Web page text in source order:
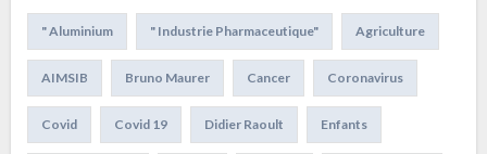
" Aluminium " Industrie Pharmaceutique" Agriculture
AIMSIB Bruno Maurer Cancer Coronavirus
Covid Covid 19 Didier Raoult Enfants